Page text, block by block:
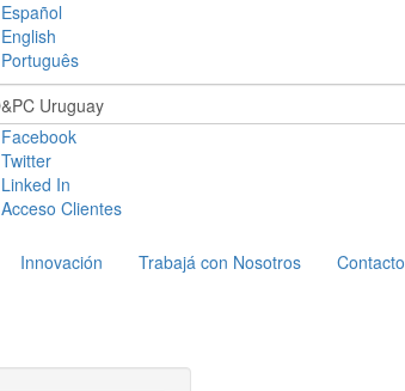
Español
English
Português
Facebook
Twitter
Linked In
Acceso Clientes
Innovación Trabajá con Nosotros Contacto